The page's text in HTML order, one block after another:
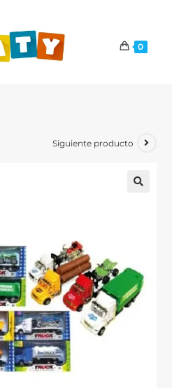
0
Siguiente producto